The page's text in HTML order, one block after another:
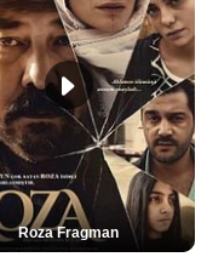
Roza Fragman